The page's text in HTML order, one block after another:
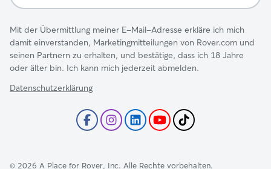
Mit der Übermittlung meiner E-Mail-Adresse erkläre ich mich
damit einverstanden, Marketingmitteilungen von Rover.com und
seinen Partnern zu erhalten, und bestätige, dass ich 18 Jahre
oder älter bin. Ich kann mich jederzeit abmelden.
Datenschutzerklärung
© 2026 A Place for Rover, Inc. Alle Rechte vorbehalten.